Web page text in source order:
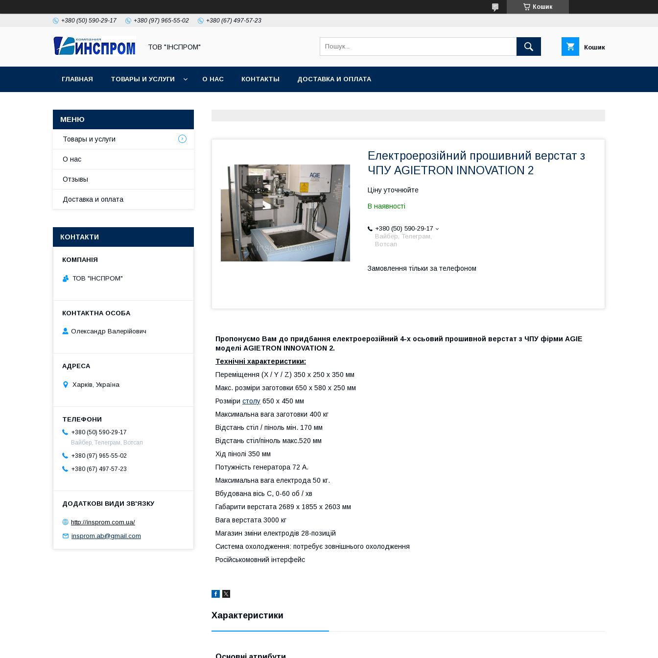
Кошик
+380 (50) 590-29-17 +380 (97) 965-55-02 +380 (67) 497-57-23
ТОВ "ІНСПРОМ" Кошик
ГЛАВНАЯ ТОВАРЫ И УСЛУГИ О НАС КОНТАКТЫ ДОСТАВКА И ОПЛАТА
Електроерозійний прошивний верстат з
ЧПУ AGIETRON INNOVATION 2
Ціну уточнюйте
В наявності
+380 (50) 590-29-17
Вайбер, Телеграм,
Вотсап
Замовлення тільки за телефоном
Пропонуємо Вам до придбання електроерозійний 4-х осьовий прошивной верстат з ЧПУ фірми AGIE
моделі AGIETRON INNOVATION 2.
Технічні характеристики:
Переміщення (X / Y / Z) 350 x 250 x 350 мм
Макс. розміри заготовки 650 x 580 x 250 мм
Розміри столу 650 x 450 мм
Максимальна вага заготовки 400 кг
Відстань стіл / піноль мін. 170 мм
Відстань стіл/піноль макс.520 мм
Хід пінолі 350 мм
Потужність генератора 72 А.
Максимальна вага електрода 50 кг.
Вбудована вісь C, 0-60 об / хв
Габарити верстата 2689 x 1855 x 2603 мм
Вага верстата 3000 кг
Магазин зміни електродів 28-позицій
Система охолодження: потребує зовнішнього охолодження
Російськомовний інтерфейс
Характеристики
Товары и услуги
О нас
Отзывы
Доставка и оплата
КОНТАКТИ
ТОВ "ІНСПРОМ"
Олександр Валерійович
Харків, Україна
+380 (50) 590-29-17
Вайбер, Телеграм, Вотсап
+380 (97) 965-55-02
+380 (67) 497-57-23
http://insprom.com.ua/
insprom.ab@gmail.com